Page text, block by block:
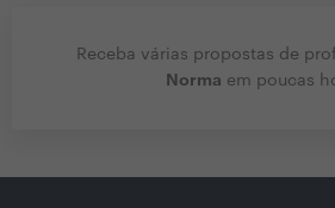
Receba várias propostas de
Norma em poucas